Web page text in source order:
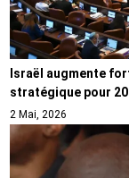
Israël augmente
stratégique pour
2 Mai, 2026